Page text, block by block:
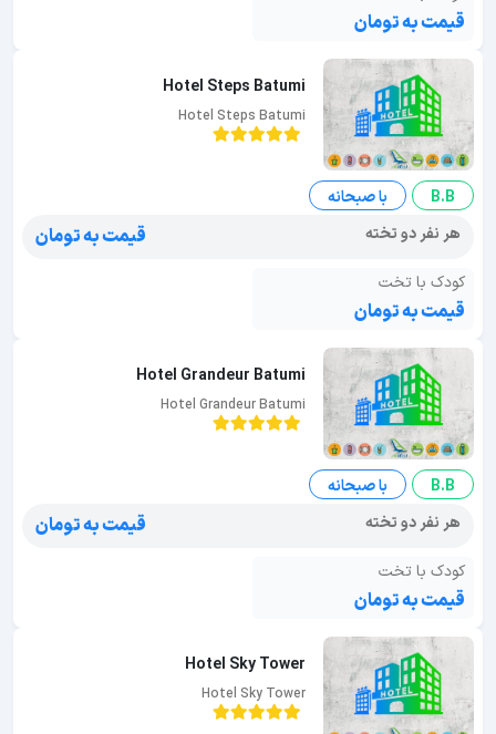
قیمت به تومان
Hotel Steps Batumi
Hotel Steps Batumi
B.B
با صبحانه
هر نفر دو تخته
قیمت به تومان
کودک با تخت
قیمت به تومان
Hotel Grandeur Batumi
Hotel Grandeur Batumi
B.B
با صبحانه
هر نفر دو تخته
قیمت به تومان
کودک با تخت
قیمت به تومان
Hotel Sky Tower
Hotel Sky Tower